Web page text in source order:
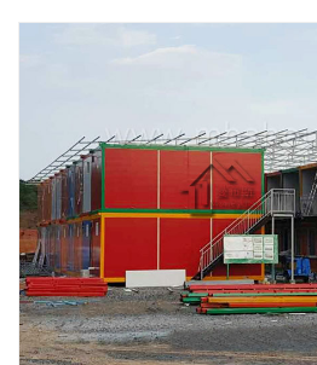
kelas, kantor, asrama, dapur, kantin,